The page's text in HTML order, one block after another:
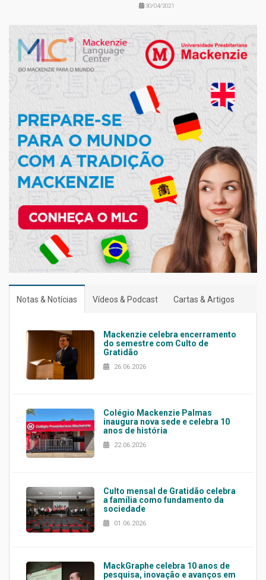
30/04/2021
Notas & Notícias Vídeos & Podcast Cartas & Artigos
Mackenzie celebra encerramento
do semestre com Culto de
Gratidão
26.06.2026
Colégio Mackenzie Palmas
inaugura nova sede e celebra 10
anos de história
22.06.2026
Culto mensal de Gratidão celebra
a família como fundamento da
sociedade
01.06.2026
MackGraphe celebra 10 anos de
pesquisa, inovação e avanços em